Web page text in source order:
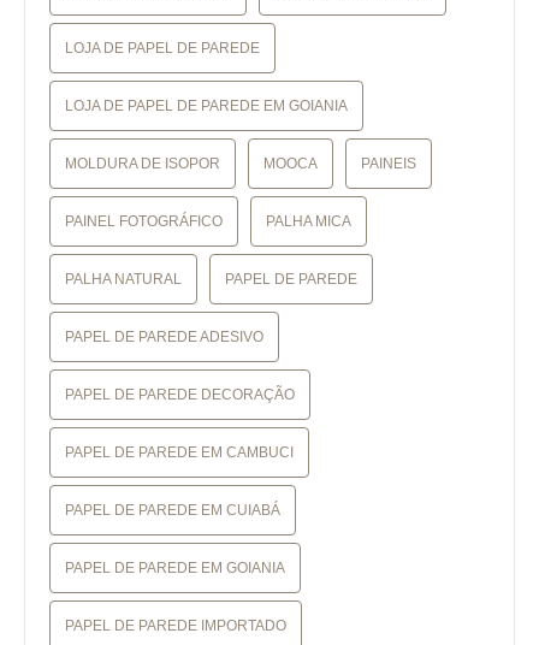
LOJA DE PAPEL DE PAREDE
LOJA DE PAPEL DE PAREDE EM GOIANIA
MOLDURA DE ISOPOR MOOCA PAINEIS
PAINEL FOTOGRÁFICO PALHA MICA
PALHA NATURAL PAPEL DE PAREDE
PAPEL DE PAREDE ADESIVO
PAPEL DE PAREDE DECORAÇÃO
PAPEL DE PAREDE EM CAMBUCI
PAPEL DE PAREDE EM CUIABÁ
PAPEL DE PAREDE EM GOIANIA
PAPEL DE PAREDE IMPORTADO